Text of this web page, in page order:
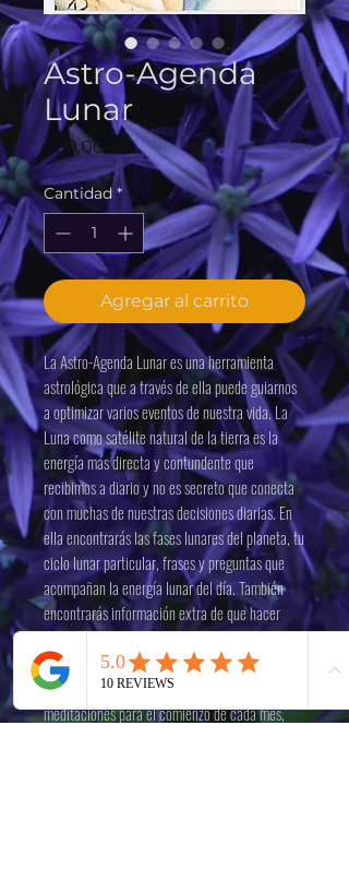
Astro-Agenda
Lunar
$80.00 Precio
Cantidad *
Agregar al carrito
La Astro-Agenda Lunar es una herramienta
astrológica que a través de ella puede guiarnos
a optimizar varios eventos de nuestra vida. La
Luna como satélite natural de la tierra es la
energía más directa y contundente que
recibimos a diario y no es secreto que conecta
con muchas de nuestras decisiones diarias. En
ella encontrarás las fases lunares del planeta, tu
ciclo lunar particular, frases y preguntas que
acompañan la energía lunar del día. También
encontrarás información extra de que hacer
para optimizar tus días más especiales con
rituales y recomendaciones.
También encontrarás un código QR con
meditaciones para el comienzo de cada mes,